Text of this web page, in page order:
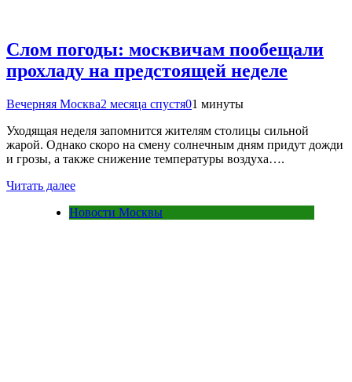
Слом погоды: москвичам пообещали
прохладу на предстоящей неделе
Вечерняя Москва2 месяца спустя01 минуты
Уходящая неделя запомнится жителям столицы сильной
жарой. Однако скоро на смену солнечным дням придут дожди
и грозы, а также снижение температуры воздуха….
Читать далее
Новости Москвы